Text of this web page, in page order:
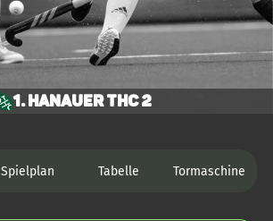
1. Hanauer THC 2
Spielplan Tabelle Tormaschine